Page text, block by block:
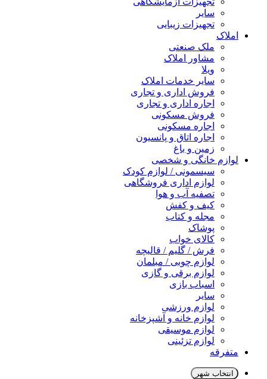
سایر
تجهیزات زیبایی
املاک
ملک صنعتی
مشاور املاک
ویلا
سایر خدمات املاک
فروش اداری و تجاری
اجاره اداری و تجاری
فروش مسکونی
اجاره مسکونی
اجاره اتاق و پانسیون
زمین و باغ
لوازم خانگی و شخصی
سیسمونی / لوازم کودک
لوازم اداری فروشگاهی
تصفیه آب و هوا
کیف و کفش
مجله و کتاب
پوشاک
کالای خواب
فرش / گلیم / قالیچه
لوازم چوبی / مبلمان
لوازم برقی و گازی
اسباب بازی
سایر
لوازم ورزشی
لوازم خانه و آشپزخانه
لوازم موسیقی
لوازم تزئینی
متفرقه
انتخاب شهر